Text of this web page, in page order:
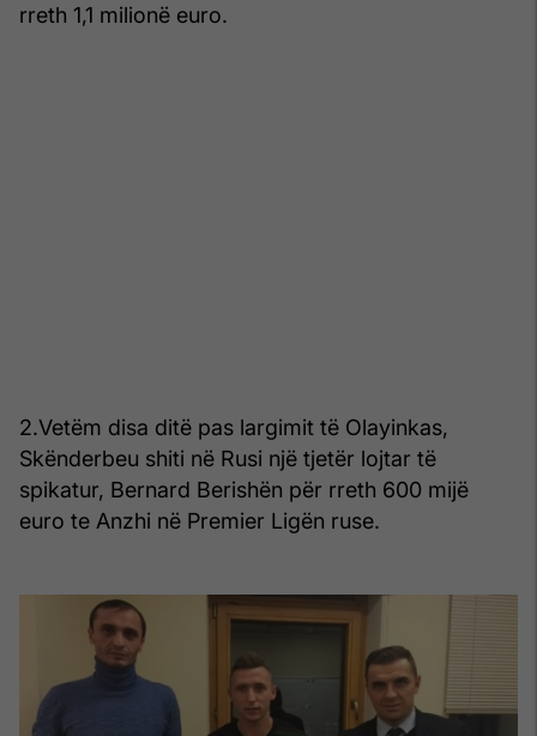
rreth 1,1 milionë euro.
2.Vetëm disa ditë pas largimit të Olayinkas,
Skënderbeu shiti në Rusi një tjetër lojtar të
spikatur, Bernard Berishën për rreth 600 mijë
euro te Anzhi në Premier Ligën ruse.